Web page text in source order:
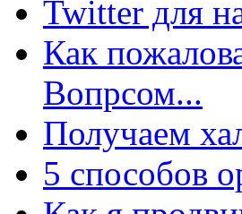
Twitter для
Как
Вопрсом...
Получаем
5 способов